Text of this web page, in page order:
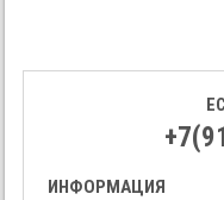
ИНФОРМАЦИЯ